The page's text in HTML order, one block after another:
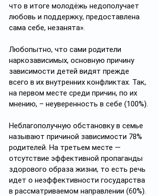
что в итоге молодёжь недополучает
любовь и поддержку, предоставлена
сама себе, незанята».
Любопытно, что сами родители
наркозависимых, основную причину
зависимости детей видят прежде
всего в их внутренних конфликтах. Так,
на первом месте среди причин, по их
мнению, – неуверенность в себе (100%).
Неблагополучную обстановку в семье
называют причиной зависимости 78%
родителей. На третьем месте —
отсутствие эффективной пропаганды
здорового образа жизни, то есть речь
идет о неэффективности государства
в рассматриваемом направлении (60%).